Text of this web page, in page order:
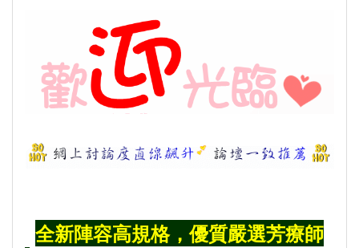
全新陣容高規格，優質嚴選芳療師